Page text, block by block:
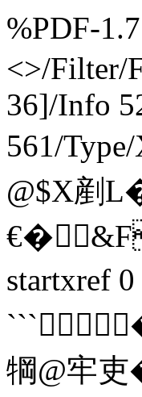
%PDF-
<>/Filter/
36]/Info
561/
@$ X剷
startxref
犅@牢